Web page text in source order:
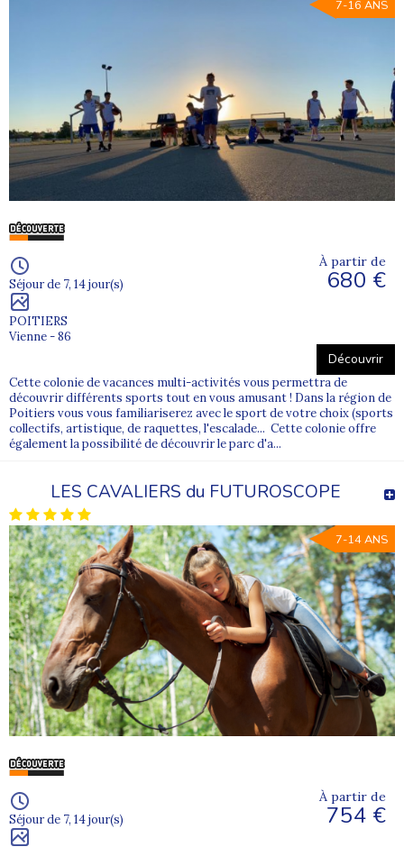
7-16 ANS
Séjour de 7, 14 jour(s)
POITIERS
Vienne - 86
À partir de
680 €
Découvrir
Cette colonie de vacances multi-activités vous permettra de
découvrir différents sports tout en vous amusant ! Dans la région de
Poitiers vous vous familiariserez avec le sport de votre choix (sports
collectifs, artistique, de raquettes, l'escalade... Cette colonie offre
également la possibilité de découvrir le parc d'a...
LES CAVALIERS du FUTUROSCOPE
7-14 ANS
Séjour de 7, 14 jour(s)
À partir de
754 €